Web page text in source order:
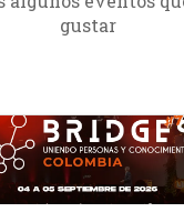
gustar